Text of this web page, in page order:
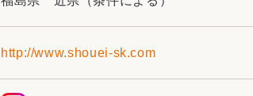
http://www.shouei-sk.com